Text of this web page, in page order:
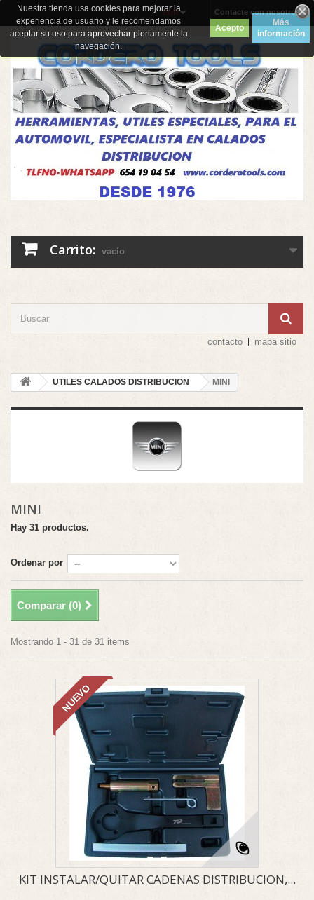
Contacte con nosotros
EUR
Carrito: vacío
contacto mapa sitio
Nuestra tienda usa cookies para mejorar la
experiencia de usuario y le recomendamos
aceptar su uso para aprovechar plenamente la
navegación.
Acepto
Más
información
UTILES CALADOS DISTRIBUCION MINI
MINI
Hay 31 productos.
Ordenar por
Comparar (0)
Mostrando 1 - 31 de 31 items
NUEVO
KIT INSTALAR/QUITAR CADENAS DISTRIBUCION,...